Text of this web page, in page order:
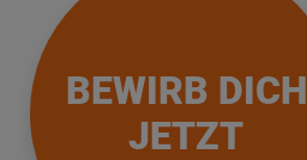
BEWIRB DICH
JETZT